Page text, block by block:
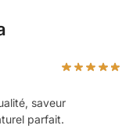
saveur
parfait.